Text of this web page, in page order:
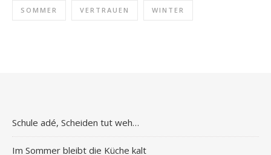
SOMMER VERTRAUEN WINTER
Schule adé, Scheiden tut weh…
Im Sommer bleibt die Küche kalt